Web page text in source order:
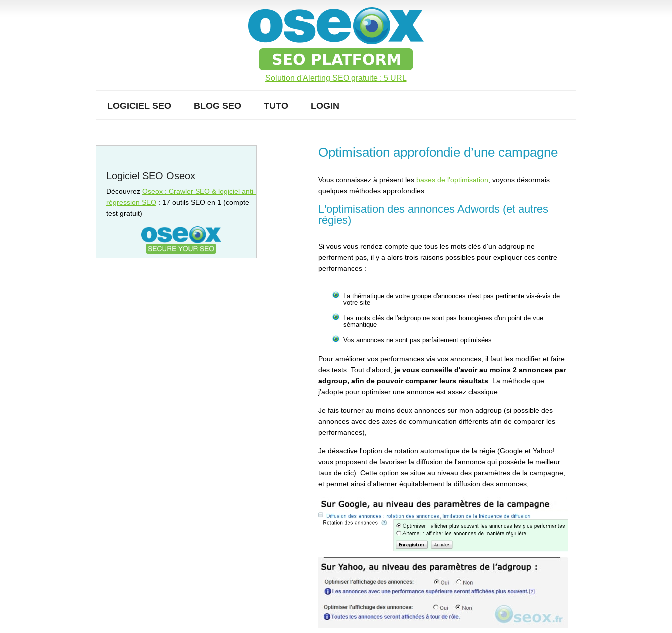
Solution d'Alerting SEO gratuite : 5 URL
LOGICIEL SEO BLOG SEO TUTO LOGIN
Optimisation approfondie d’une campagne
Vous connaissez à présent les bases de l'optimisation , voyons désormais
quelques méthodes approfondies.
L'optimisation des annonces Adwords (et autres
régies)
Si vous vous rendez-compte que tous les mots clés d'un adgroup ne
performent pas, il y a alors trois raisons possibles pour expliquer ces contre
performances :
La thématique de votre groupe d'annonces n'est pas pertinente vis-à-vis de
votre site
Les mots clés de l'adgroup ne sont pas homogènes d'un point de vue
sémantique
Vos annonces ne sont pas parfaitement optimisées
Pour améliorer vos performances via vos annonces, il faut les modifier et faire
des tests. Tout d'abord, je vous conseille d'avoir au moins 2 annonces par
adgroup, afin de pouvoir comparer leurs résultats . La méthode que
j'adopte pour optimiser une annonce est assez classique :
Je fais tourner au moins deux annonces sur mon adgroup (si possible des
annonces avec des axes de communication différents afin de comparer les
performances),
Je désactive l'option de rotation automatique de la régie (Google et Yahoo!
vous proposent de favoriser la diffusion de l'annonce qui possède le meilleur
taux de clic). Cette option se situe au niveau des paramètres de la campagne,
et permet ainsi d'alterner équitablement la diffusion des annonces,
Logiciel SEO Oseox
Découvrez Oseox : Crawler SEO & logiciel anti-
régression SEO : 17 outils SEO en 1 (compte
test gratuit)